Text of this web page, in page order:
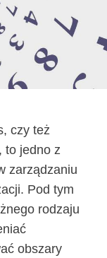
czy też
to jedno z
zarządzaniu
Pod tym
rodzaju
obszary